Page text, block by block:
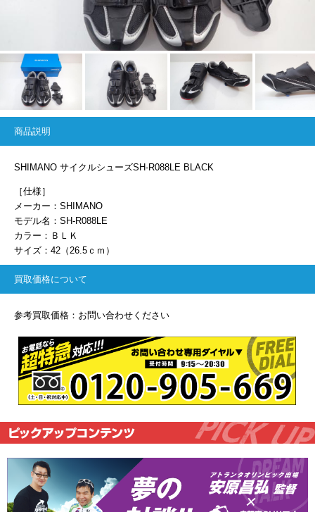
商品説明
SHIMANO サイクルシューズSH-R088LE BLACK
［仕様］
メーカー：SHIMANO
モデル名：SH-R088LE
カラー：ＢＬＫ
サイズ：42（26.5ｃｍ）
買取価格について
参考買取価格：お問い合わせください